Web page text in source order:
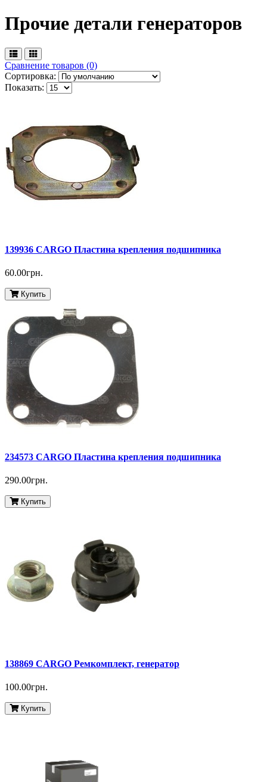
Прочие детали генераторов
Сравнение товаров (0)
Сортировка:
Показать:
139936 CARGO Пластина крепления подшипника
60.00грн.
Купить
234573 CARGO Пластина крепления подшипника
290.00грн.
Купить
138869 CARGO Ремкомплект, генератор
100.00грн.
Купить